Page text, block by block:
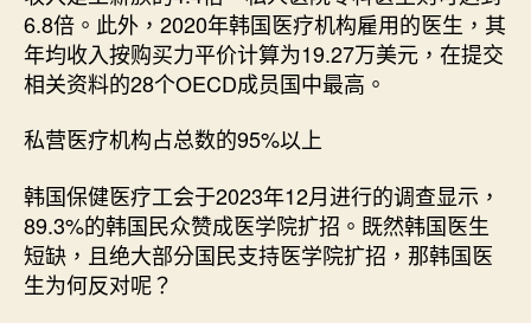
6.8倍。此外，2020年韩国医疗机构雇用的医生，其
年均收入按购买力平价计算为19.27万美元，在提交
相关资料的28个OECD成员国中最高。
私营医疗机构占总数的95%以上
韩国保健医疗工会于2023年12月进行的调查显示，
89.3%的韩国民众赞成医学院扩招。既然韩国医生
短缺，且绝大部分国民支持医学院扩招，那韩国医
生为何反对呢？